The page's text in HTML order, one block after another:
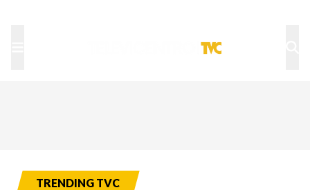
TRENDING TVC